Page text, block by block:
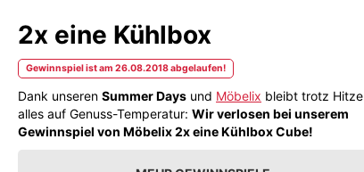
2x eine Kühlbox
Gewinnspiel ist am 26.08.2018 abgelaufen!
Dank unseren Summer Days und Möbelix bleibt trotz Hitze
alles auf Genuss-Temperatur: Wir verlosen bei unserem
Gewinnspiel von Möbelix 2x eine Kühlbox Cube!